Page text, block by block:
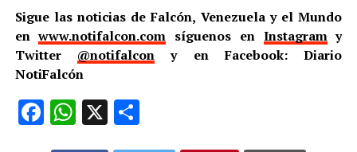
Sigue las noticias de Falcón, Venezuela y el Mundo
enwww.notifalcon.com síguenos en Instagramy
Twitter @notifalcon y en Facebook: Diario
NotiFalcón
Facebook
WhatsApp
X Compartir